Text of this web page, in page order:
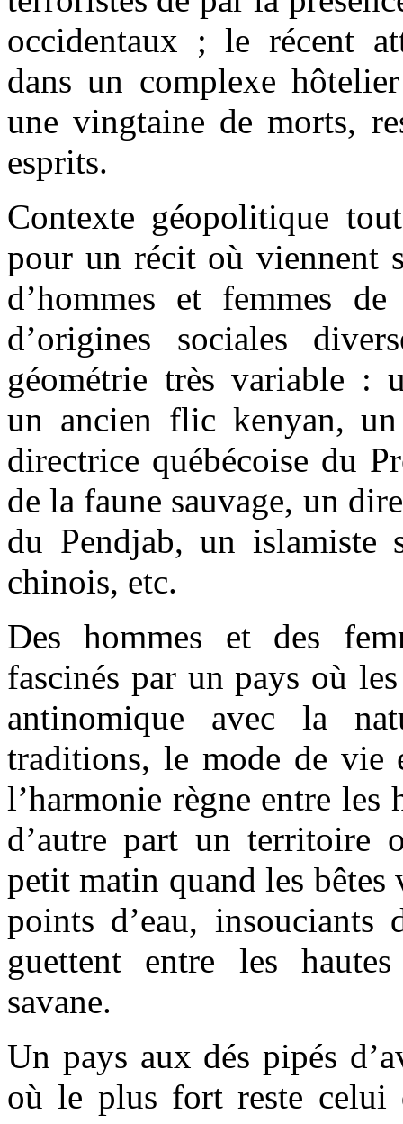
occidentaux ; le récent
dans un complexe
une vingtaine de morts,
esprits.
Contexte géopolitique
pour un récit où viennent
d’hommes et femmes
d’origines sociales
géométrie très variable :
un ancien flic kenyan,
directrice québécoise du
de la faune sauvage, un
du Pendjab, un islamiste
chinois, etc.
Des hommes et des
fascinés par un pays où
antinomique avec la
traditions, le mode de vie
l’harmonie règne entre les
d’autre part un territoire
petit matin quand les bêtes
points d’eau, insouciants
guettent entre les
savane.
Un pays aux dés pipés
où le plus fort reste